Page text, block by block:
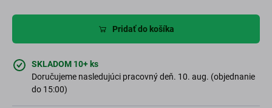
Pridať do košíka
SKLADOM 10+ ks
Doručujeme nasledujúci pracovný deň. 10. aug. (objednanie
do 15:00)